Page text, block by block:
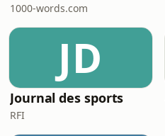
1000-words.com
JD
Journal des sports
RFI